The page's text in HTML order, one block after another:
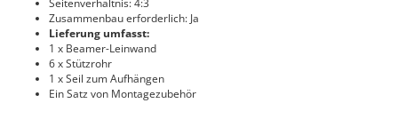
Seitenverhältnis: 4:3
Zusammenbau erforderlich: Ja
Lieferung umfasst:
1 x Beamer-Leinwand
6 x Stützrohr
1 x Seil zum Aufhängen
Ein Satz von Montagezubehör